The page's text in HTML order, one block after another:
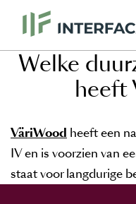
Welke
heeft
VäriWood heeft een
IV en is voorzien van
staat voor langdurige